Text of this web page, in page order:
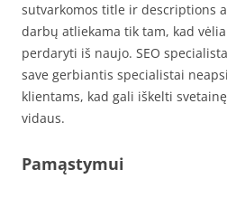
sutvarkomos title ir descriptions
darbų atliekama tik tam, kad
perdaryti iš naujo. SEO
save gerbiantis specialistai
klientams, kad gali iškelti
vidaus.
Pamąstymui